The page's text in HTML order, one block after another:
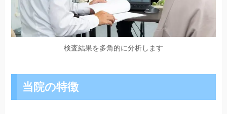
検査結果を多角的に分析します
当院の特徴